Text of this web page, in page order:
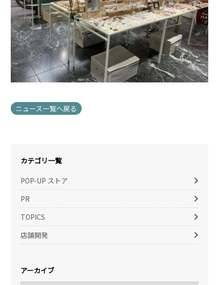
ニュース一覧へ戻る
カテゴリ一覧
POP-UP ストア
PR
TOPICS
店舗開発
アーカイブ